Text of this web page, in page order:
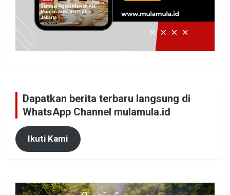
Dapatkan berita terbaru langsung di
WhatsApp Channel mulamula.id
Ikuti Kami